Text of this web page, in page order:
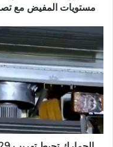
مستويات المفيض مع